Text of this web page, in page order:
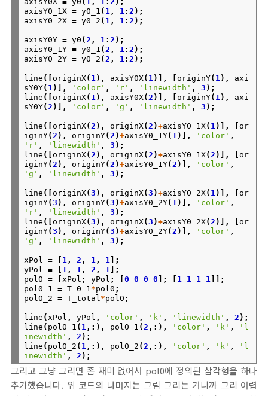
axisY0_1X = y0_1 ( 1, 1:2 );
axisY0_2X = y0_2 ( 1, 1:2 );
axisY0Y = y0 (2 , 1:2 );
axisY0_1Y = y0_1 (2 , 1:2 );
axisY0_2Y = y0_2 (2 , 1:2 );
line ([originX( 1), axisY0X( 1)], [originY( 1),
axi
sY0Y( 1)], 'color' , 'r' , 'linewidth' , 3 );
line ([originX( 1), axisY0X(2 )], [originY( 1),
axi
sY0Y(2 )], 'color' , 'g' , 'linewidth' , 3 );
line ([originX(2 ), originX(2 )+axisY0_1X( 1)], [or
iginY(2 ), originY(2 )+axisY0_1Y( 1)], 'color' ,
'r' , 'linewidth' , 3 );
line ([originX(2 ), originX(2 )+axisY0_1X(2 )], [or
iginY(2 ), originY(2 )+axisY0_1Y(2 )], 'color' ,
'g' , 'linewidth' , 3 );
line ([originX(3 ), originX(3 )+axisY0_2X( 1)], [or
iginY(3 ), originY(3 )+axisY0_2Y( 1)], 'color' ,
'r' , 'linewidth' , 3 );
line ([originX(3 ), originX(3 )+axisY0_2X(2 )], [or
iginY(3 ), originY(3 )+axisY0_2Y(2 )], 'color' ,
'g' , 'linewidth' , 3 );
xPol = 1, 2 , 1, 1 ];
yPol
= 1, 1, 2 , 1 ];
pol0
= [xPol ; yPol ; [0 0 0 0 ]; 1 1 1 1 ]];
pol0_1
= T_0_1*pol0 ;
pol0_2
= T_total*pol0 ;
line (xPol , yPol , 'color' , 'k' , 'linewidth' , 2 );
line ( pol0_1 ( 1,:), pol0_1 (2 ,:), 'color' , 'k' ,
'l
inewidth' , 2 );
line ( pol0_2 ( 1,:), pol0_2 (2 ,:), 'color' , 'k' ,
'l
inewidth' , 2 );
그리고 그냥 그리면 좀 재미 없어서 pol0에 정의된 삼각형을 하나
추가했습니다. 위 코드의 나머지는 그림 그리는 거니까 그리 어렵